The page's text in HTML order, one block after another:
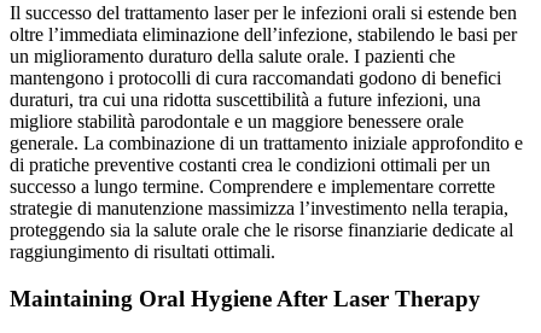
Il successo del trattamento laser per le infezioni orali si estende ben
oltre l’immediata eliminazione dell’infezione, stabilendo le basi per
un miglioramento duraturo della salute orale. I pazienti che
mantengono i protocolli di cura raccomandati godono di benefici
duraturi, tra cui una ridotta suscettibilità a future infezioni, una
migliore stabilità parodontale e un maggiore benessere orale
generale. La combinazione di un trattamento iniziale approfondito e
di pratiche preventive costanti crea le condizioni ottimali per un
successo a lungo termine. Comprendere e implementare corrette
strategie di manutenzione massimizza l’investimento nella terapia,
proteggendo sia la salute orale che le risorse finanziarie dedicate al
raggiungimento di risultati ottimali.
Maintaining Oral Hygiene After Laser Therapy